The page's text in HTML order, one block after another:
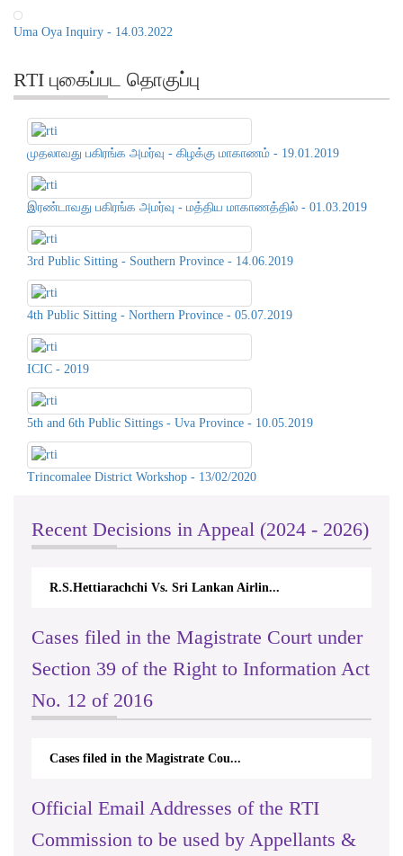
Uma Oya Inquiry - 14.03.2022
RTI புகைப்பட தொகுப்பு
முதலாவது பகிரங்க அமர்வு - கிழக்கு மாகாணம் - 19.01.2019
இரண்டாவது பகிரங்க அமர்வு - மத்திய மாகாணத்தில் - 01.03.2019
3rd Public Sitting - Southern Province - 14.06.2019
4th Public Sitting - Northern Province - 05.07.2019
ICIC - 2019
5th and 6th Public Sittings - Uva Province - 10.05.2019
Trincomalee District Workshop - 13/02/2020
Recent Decisions in Appeal (2024 - 2026)
R.S.Hettiarachchi Vs. Sri Lankan Airlin...
Cases filed in the Magistrate Court under
Section 39 of the Right to Information Act
No. 12 of 2016
Cases filed in the Magistrate Cou...
Official Email Addresses of the RTI
Commission to be used by Appellants &